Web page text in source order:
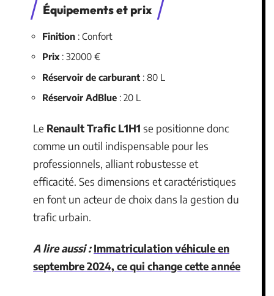
Équipements et prix
Finition : Confort
Prix : 32000 €
Réservoir de carburant : 80 L
Réservoir AdBlue : 20 L
Le Renault Trafic L1H1 se positionne donc
comme un outil indispensable pour les
professionnels, alliant robustesse et
efficacité. Ses dimensions et caractéristiques
en font un acteur de choix dans la gestion du
trafic urbain.
A lire aussi : Immatriculation véhicule en
septembre 2024, ce qui change cette année